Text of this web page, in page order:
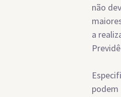
não
a
podem